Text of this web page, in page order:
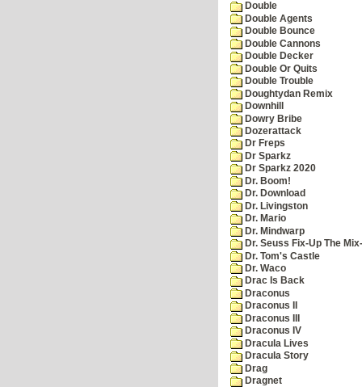
Double
Double Agents
Double Bounce
Double Cannons
Double Decker
Double Or Quits
Double Trouble
Doughtydan Remix
Downhill
Dowry Bribe
Dozerattack
Dr Freps
Dr Sparkz
Dr Sparkz 2020
Dr. Boom!
Dr. Download
Dr. Livingston
Dr. Mario
Dr. Mindwarp
Dr. Seuss Fix-Up The
Dr. Tom's Castle
Dr. Waco
Drac Is Back
Draconus
Draconus II
Draconus III
Draconus IV
Dracula Lives
Dracula Story
Drag
Dragnet